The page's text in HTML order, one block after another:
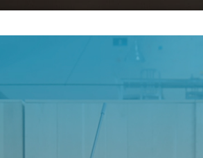
IDIS EN LOS